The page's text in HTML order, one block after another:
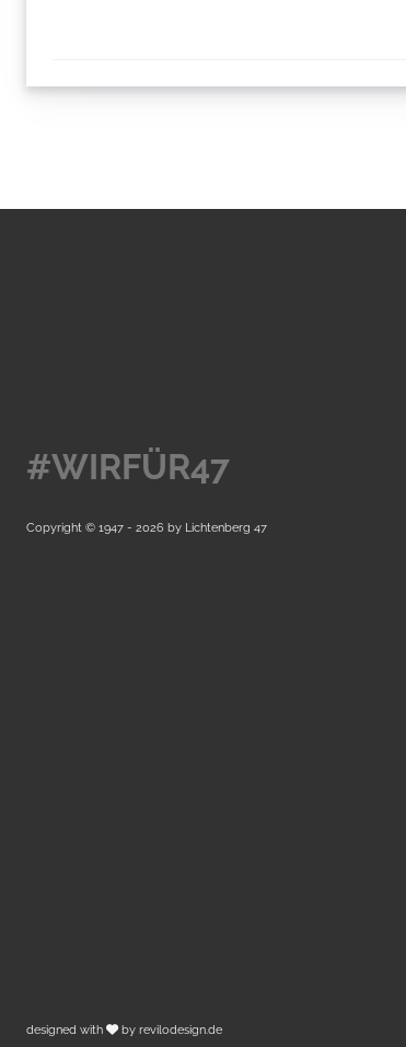
#WIRFÜR47
Copyright © 1947 - 2026 by Lichtenberg 47
designed with by revilodesign.de